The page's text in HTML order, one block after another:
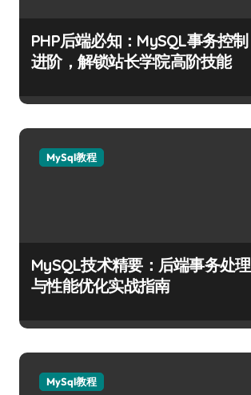
PHP后端必知：MySQL事务控制
进阶，解锁站长学院高阶技能
MySql教程
MySQL技术精要：后端事务处理
与性能优化实战指南
MySql教程